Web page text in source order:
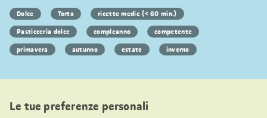
Dolce Torta
ricette medie (< 60 min.)
Pasticceria dolce
compleanno
competente
primavera
autunno estate inverno
Le tue preferenze personali